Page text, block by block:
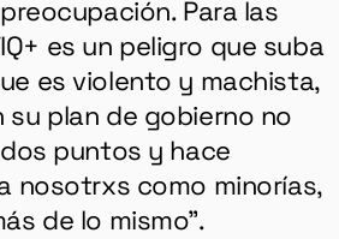
Para las
es un peligro que suba
es violento y machista,
su plan de gobierno no
puntos y hace
nosotrxs como minorías,
de lo mismo”.